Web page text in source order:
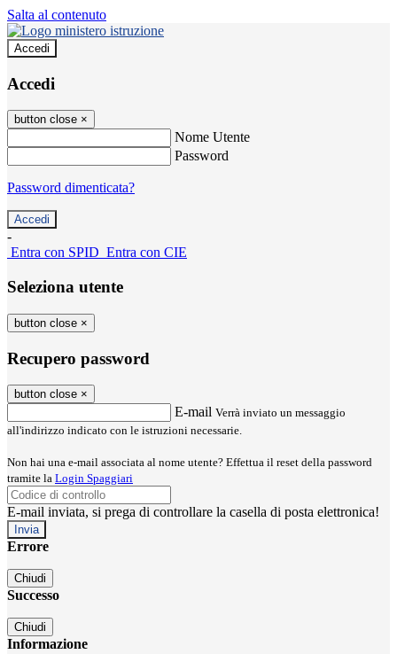
Salta al contenuto
Accedi
Accedi
button close ×
Nome Utente
Password
Password dimenticata?
-
Entra con SPID Entra con CIE
Seleziona utente
button close ×
Recupero password
button close ×
E-mail Verrà inviato un messaggio
all'indirizzo indicato con le istruzioni necessarie.
Non hai una e-mail associata al nome utente? Effettua il reset della password
tramite la Login Spaggiari
E-mail inviata, si prega di controllare la casella di posta elettronica!
Errore
Chiudi
Successo
Chiudi
Informazione